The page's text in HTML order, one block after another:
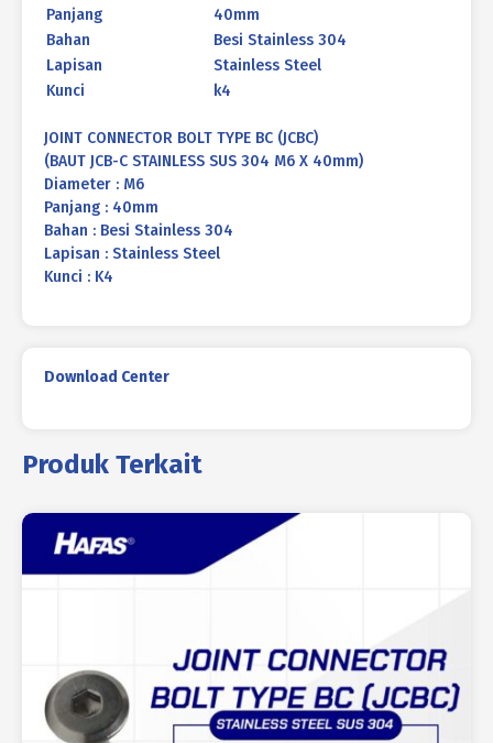
Panjang
40mm
Bahan
Besi Stainless 304
Lapisan
Stainless Steel
Kunci
k4
JOINT CONNECTOR BOLT TYPE BC (JCBC)
(BAUT JCB-C STAINLESS SUS 304 M6 X 40mm)
Diameter : M6
Panjang : 40mm
Bahan : Besi Stainless 304
Lapisan : Stainless Steel
Kunci : K4
Download Center
Produk Terkait